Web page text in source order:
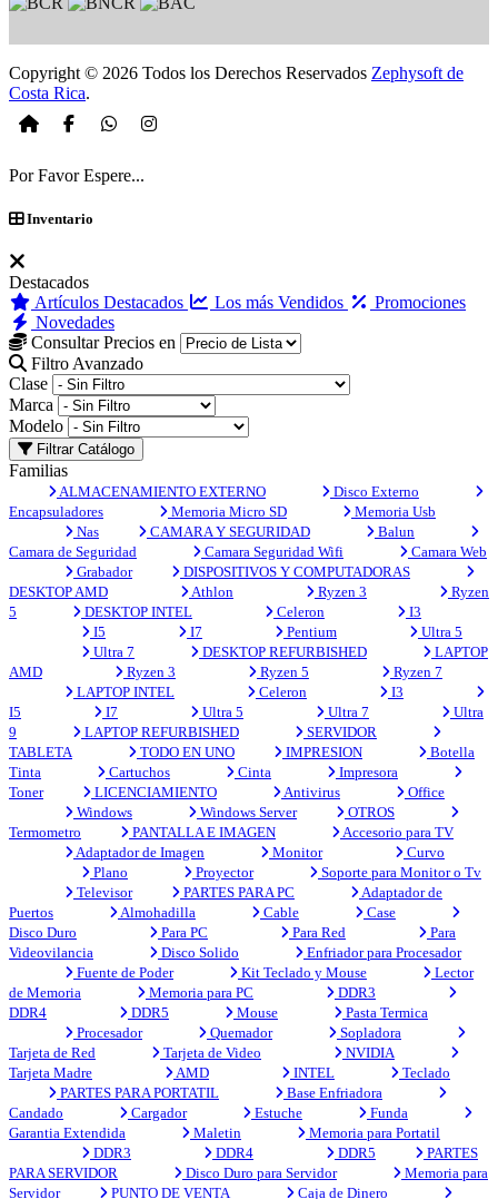
Copyright © 2026 Todos los Derechos Reservados Zephysoft de
Costa Rica.
Por Favor Espere...
Inventario
Destacados
Artículos Destacados
Los más Vendidos
Promociones
Novedades
Consultar Precios en
Filtro Avanzado
Clase
Marca
Modelo
Filtrar Catálogo
Familias
ALMACENAMIENTO EXTERNO
Disco Externo
Encapsuladores
Memoria Micro SD
Memoria Usb
Nas
CAMARA Y SEGURIDAD
Balun
Camara de Seguridad
Camara Seguridad Wifi
Camara Web
Grabador
DISPOSITIVOS Y COMPUTADORAS
DESKTOP AMD
Athlon Ryzen 3
Ryzen
5
DESKTOP INTEL Celeron
I3
I5
I7 Pentium
Ultra 5
Ultra 7
DESKTOP REFURBISHED
LAPTOP
AMD
Ryzen 3 Ryzen 5
Ryzen 7
LAPTOP INTEL
Celeron
I3
I5
I7 Ultra 5 Ultra 7
Ultra
9
LAPTOP REFURBISHED
SERVIDOR
TABLETA
TODO EN UNO IMPRESION
Botella
Tinta
Cartuchos Cinta
Impresora
Toner
LICENCIAMIENTO Antivirus
Office
Windows
Windows Server
OTROS
Termometro
PANTALLA E IMAGEN
Accesorio para TV
Adaptador de Imagen
Monitor
Curvo
Plano
Proyector
Soporte para Monitor o Tv
Televisor
PARTES PARA PC
Adaptador de
Puertos
Almohadilla Cable
Case
Disco Duro
Para PC Para Red
Para
Videovilancia
Disco Solido
Enfriador para Procesador
Fuente de Poder
Kit Teclado y Mouse
Lector
de Memoria
Memoria para PC
DDR3
DDR4
DDR5 Mouse
Pasta Termica
Procesador
Quemador
Sopladora
Tarjeta de Red
Tarjeta de Video
NVIDIA
Tarjeta Madre
AMD INTEL
Teclado
PARTES PARA PORTATIL
Base Enfriadora
Candado
Cargador Estuche
Funda
Garantia Extendida
Maletin
Memoria para Portatil
DDR3
DDR4 DDR5
PARTES
PARA SERVIDOR
Disco Duro para Servidor
Memoria para
Servidor
PUNTO DE VENTA Caja de Dinero